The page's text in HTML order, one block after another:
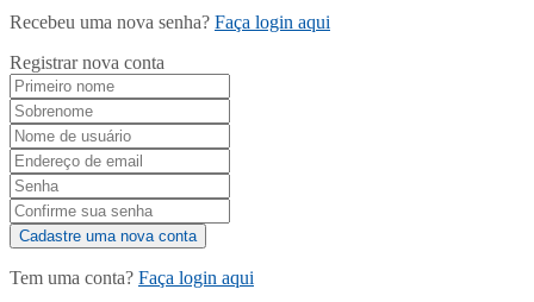
Recebeu uma nova senha? Faça login aqui
Registrar nova conta
Tem uma conta? Faça login aqui